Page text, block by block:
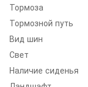
Тормоза
Тормозной путь
Вид шин
Свет
Наличие сиденья